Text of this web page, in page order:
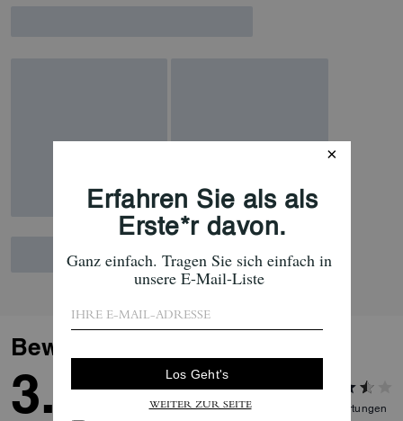
Bewertungen
3.9 Bewertungen